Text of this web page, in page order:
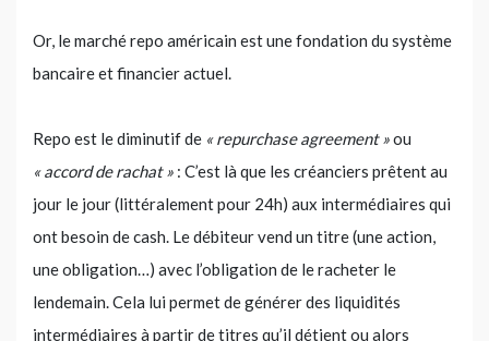
Or, le marché repo américain est une fondation du système
bancaire et financier actuel.
Repo est le diminutif de « repurchase agreement »ou
« accord de rachat » : C’est là que les créanciers prêtent au
jour le jour (littéralement pour 24h) aux intermédiaires qui
ont besoin de cash. Le débiteur vend un titre (une action,
une obligation…) avec l’obligation de le racheter le
lendemain. Cela lui permet de générer des liquidités
intermédiaires à partir de titres qu’il détient ou alors